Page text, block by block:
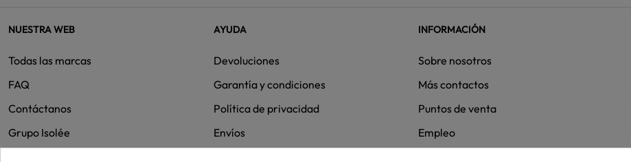
NUESTRA WEB
Todas las marcas
FAQ
Contáctanos
Grupo Isolée
AYUDA
Devoluciones
Garantía y condiciones
Política de privacidad
Envíos
INFORMACIÓN
Sobre nosotros
Más contactos
Puntos de venta
Empleo